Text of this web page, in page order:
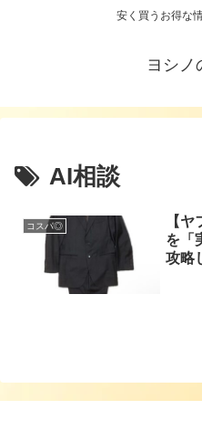
安く買うお得な
ヨシノ
AI相談
コスパ◎
【
を「
攻略